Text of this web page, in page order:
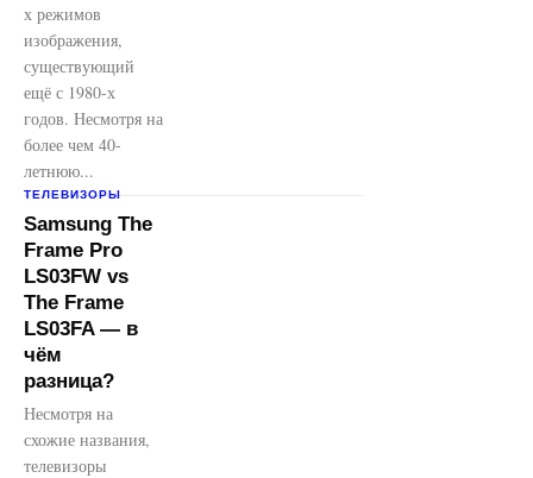
х режимов
изображения,
существующий
ещё с 1980-х
годов. Несмотря на
более чем 40-
летнюю...
ТЕЛЕВИЗОРЫ
Samsung The
Frame Pro
LS03FW vs
The Frame
LS03FA — в
чём
разница?
Несмотря на
схожие названия,
телевизоры